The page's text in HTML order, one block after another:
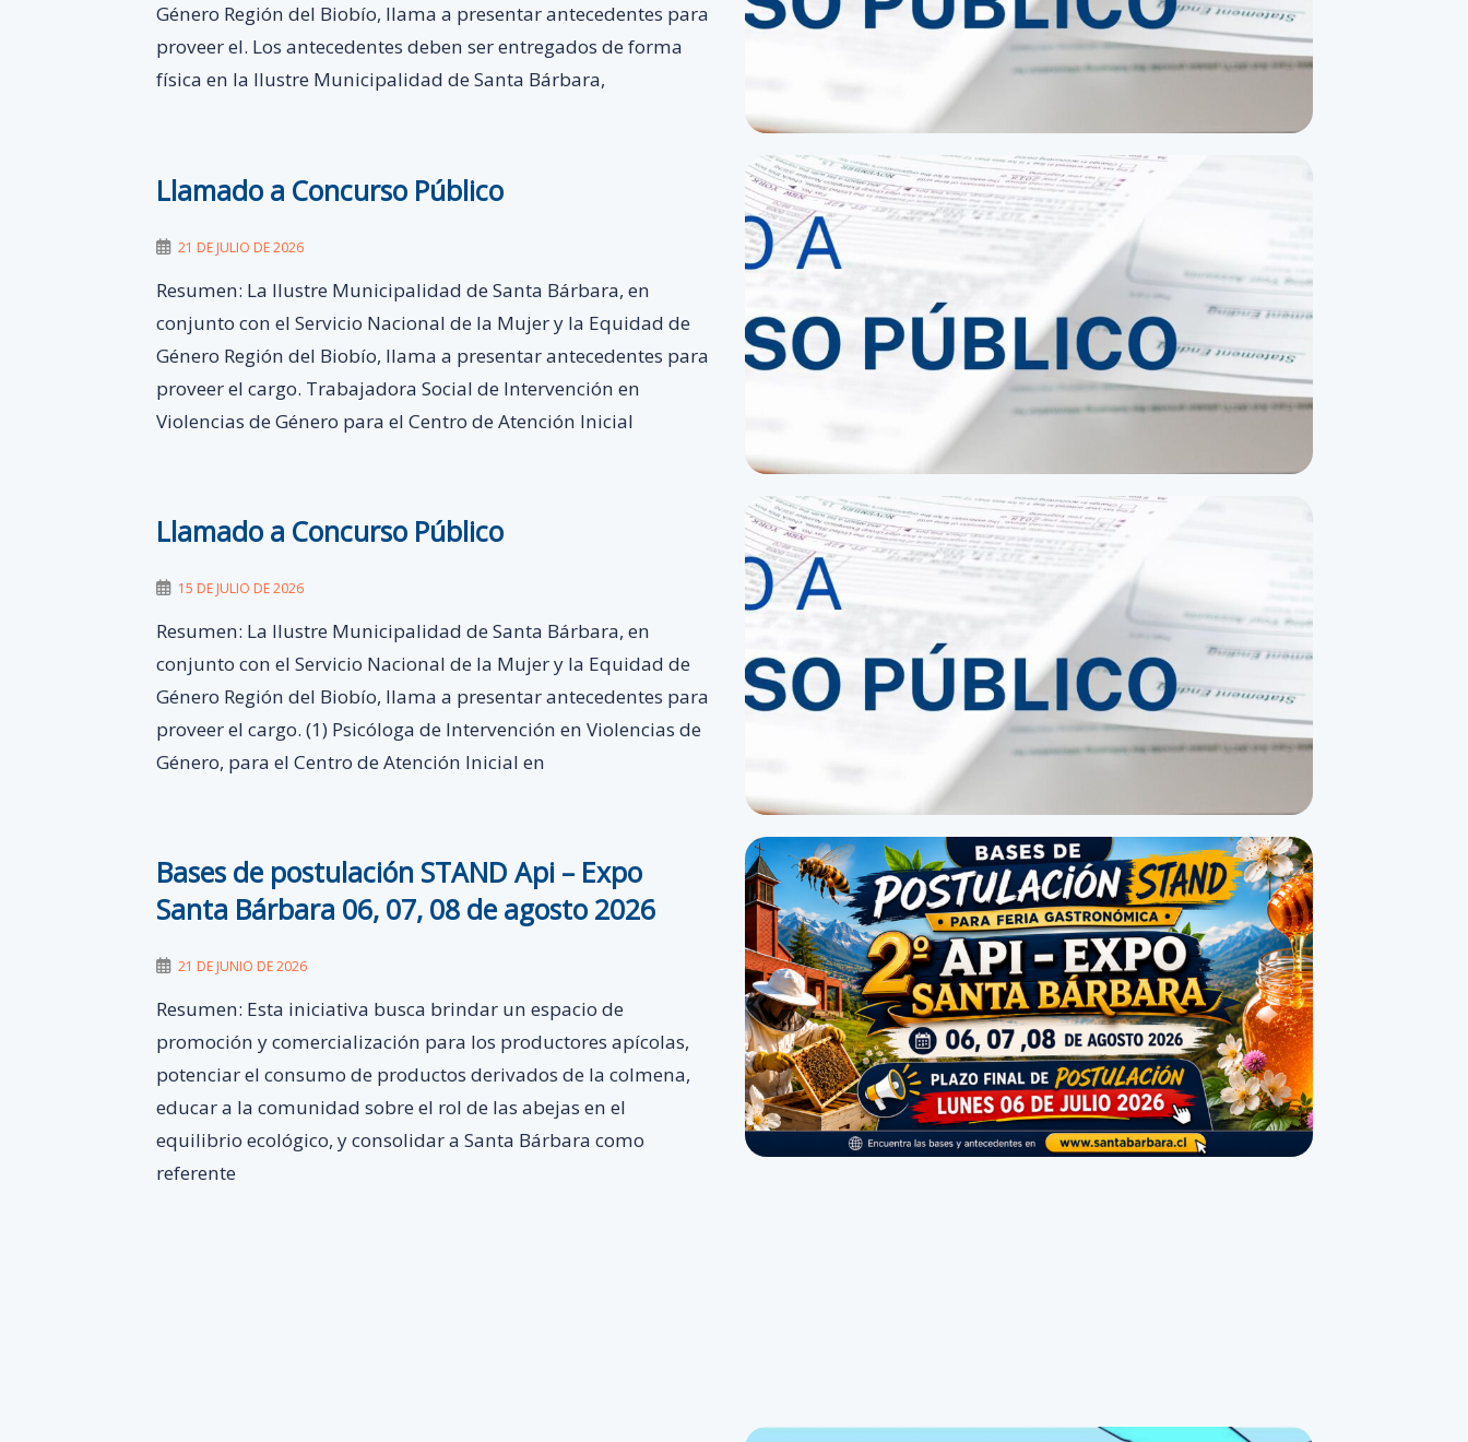
Género Región del Biobío, llama a presentar antecedentes para
proveer el. Los antecedentes deben ser entregados de forma
física en la Ilustre Municipalidad de Santa Bárbara,
Llamado a Concurso Público
21 DE JULIO DE 2026
Resumen: La Ilustre Municipalidad de Santa Bárbara, en
conjunto con el Servicio Nacional de la Mujer y la Equidad de
Género Región del Biobío, llama a presentar antecedentes para
proveer el cargo. Trabajadora Social de Intervención en
Violencias de Género para el Centro de Atención Inicial
Llamado a Concurso Público
15 DE JULIO DE 2026
Resumen: La Ilustre Municipalidad de Santa Bárbara, en
conjunto con el Servicio Nacional de la Mujer y la Equidad de
Género Región del Biobío, llama a presentar antecedentes para
proveer el cargo. (1) Psicóloga de Intervención en Violencias de
Género, para el Centro de Atención Inicial en
Bases de postulación STAND Api – Expo
Santa Bárbara 06, 07, 08 de agosto 2026
21 DE JUNIO DE 2026
Resumen: Esta iniciativa busca brindar un espacio de
promoción y comercialización para los productores apícolas,
potenciar el consumo de productos derivados de la colmena,
educar a la comunidad sobre el rol de las abejas en el
equilibrio ecológico, y consolidar a Santa Bárbara como
referente